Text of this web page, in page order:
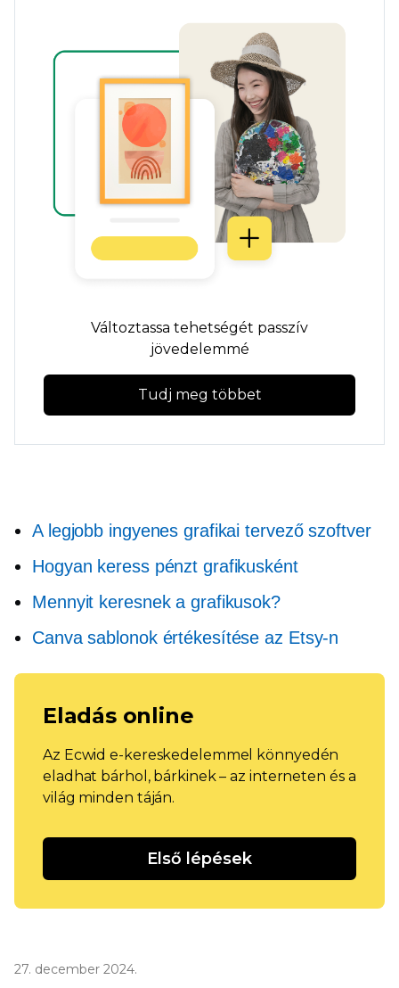
Változtassa tehetségét passzív
jövedelemmé
Tudj meg többet
A legjobb ingyenes grafikai tervező szoftver
Hogyan keress pénzt grafikusként
Mennyit keresnek a grafikusok?
Canva sablonok értékesítése az Etsy-n
Eladás online
Az Ecwid e-kereskedelemmel könnyedén
eladhat bárhol, bárkinek – az interneten és a
világ minden táján.
Első lépések
27. december 2024.